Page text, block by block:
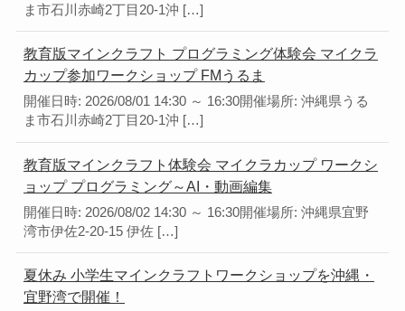
ま市石川赤崎2丁目20-1沖 […]
教育版マインクラフト プログラミング体験会 マイクラ
カップ参加ワークショップ FMうるま
開催日時: 2026/08/01 14:30 ～ 16:30開催場所: 沖縄県うる
ま市石川赤崎2丁目20-1沖 […]
教育版マインクラフト体験会 マイクラカップ ワークシ
ョップ プログラミング～AI・動画編集
開催日時: 2026/08/02 14:30 ～ 16:30開催場所: 沖縄県宜野
湾市伊佐2-20-15 伊佐 […]
夏休み 小学生マインクラフトワークショップを沖縄・
宜野湾で開催！